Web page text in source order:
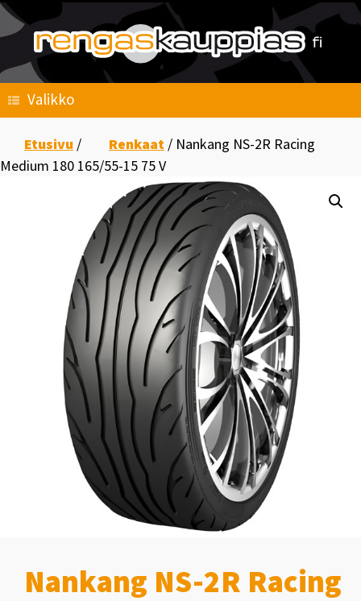
Skip
content
Valikko
Etusivu / Renkaat / Nankang NS-2R Racing
Medium 180 165/55-15 75 V
Nankang NS-2R Racing